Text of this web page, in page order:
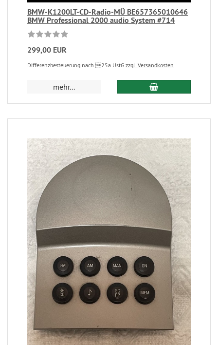
BMW-K1200LT-CD-Radio-MÜ BE657365010646
BMW Professional 2000 audio System #714
299,00 EUR
Differenzbesteuerung nach 25a UstG zzgl. Versandkosten
mehr...